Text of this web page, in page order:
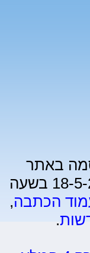
באתר
ynet בתאריך 18-5-26 בשעה
הכתבה,
.